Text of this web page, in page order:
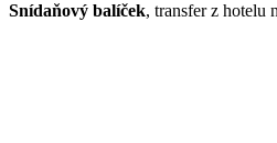
Snídaňový balíček, transfer z hotelu